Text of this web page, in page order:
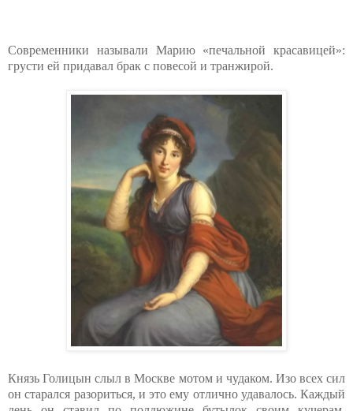
Современники называли Марию «печальной красавицей»:
грусти ей придавал брак с повесой и транжирой.
Князь Голицын слыл в Москве мотом и чудаком. Изо всех сил
он старался разориться, и это ему отлично удавалось. Каждый